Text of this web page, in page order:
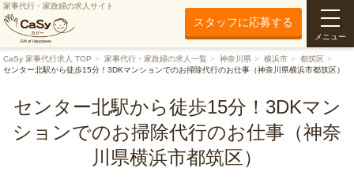
家事代行・家政婦の求人サイト
スタッフに応募する
メニュー
CaSy 家事代行求人 TOP 家事代行・家政婦の求人一覧 神奈川県 横浜市
都筑区
センター北駅から徒歩15分！3DKマンションでのお掃除代行のお仕事（神奈川県横浜市都筑区）
センター北駅から徒歩15分！3DKマン
ションでのお掃除代行のお仕事（神奈
川県横浜市都筑区）